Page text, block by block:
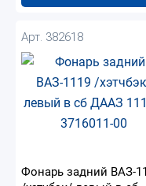
Арт. 382618
Фонарь задний ВАЗ-